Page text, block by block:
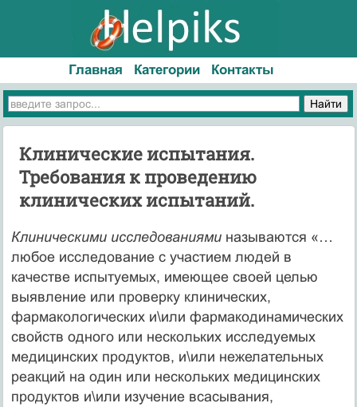
Главная Категории Контакты
Клинические испытания.
Требования к проведению
клинических испытаний.
Клиническими исследованияминазываются «…
любое исследование с участием людей в
качестве испытуемых, имеющее своей целью
выявление или проверку клинических,
фармакологических и\или фармакодинамических
свойств одного или нескольких исследуемых
медицинских продуктов, и\или нежелательных
реакций на один или нескольких медицинских
продуктов и\или изучение всасывания,